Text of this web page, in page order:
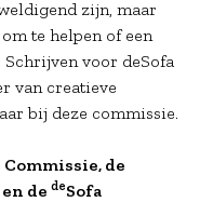
zijn, maar
te helpen of een
voor deSofa
van creatieve
bij deze commissie.
de
de deSofa